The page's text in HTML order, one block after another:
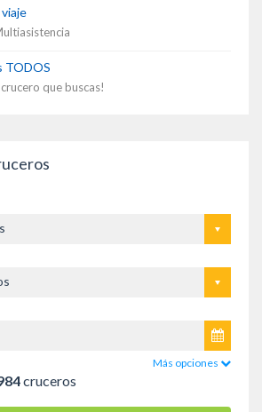
TODOS
que buscas!
Más opciones
cruceros